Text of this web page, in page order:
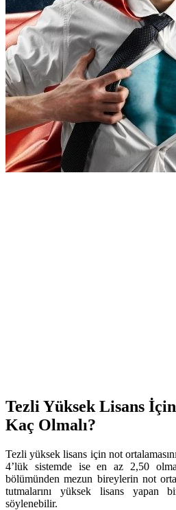
Tezli Yüksek Lisans
Kaç Olmalı?
Tezli yüksek lisans için not
4’lük sistemde ise en az 2,50
bölümünden mezun bireylerin not
tutmalarını yüksek lisans yapan
söylenebilir.